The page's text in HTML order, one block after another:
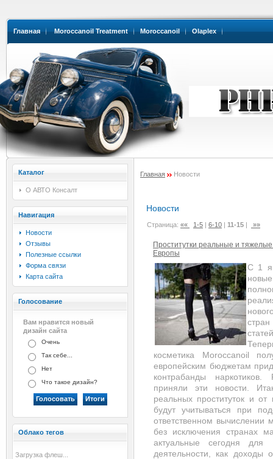
Главная Moroccanoil Treatment Moroccanoil Olaplex
Каталог
О АВТО Консалт
Навигация
Новости
Отзывы
Полезные ссылки
Форма связи
Карта сайта
Голосование
Вам нравится новый
дизайн сайта
Очень
Так себе...
Нет
Что такое дизайн?
Облако тегов
Загрузка флеш...
Главная Новости
Новости
Страница: «« 1-5 | 6-10 | 11-15 | »»
Проститутки реальные и
Европы
С 1
косметика Moroccanoil
европейским бюджетам
контрабанды наркотиков.
приняли эти новости.
реальных проституток и от
будут учитываться при
ответственном вычислении
без исключения странах
актуальные сегодня для
деятельности, как доходы